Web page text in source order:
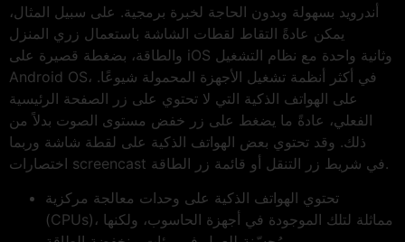
أندرويد بسهولة وبدون الحاجة لخبرة برمجية. على سبيل المثال،
يمكن عادةً التقاط لقطات الشاشة باستعمال زري المنزل
والطاقة، بضغطة قصيرة على iOS وثانية واحدة مع نظام التشغيل
Android OS، في أكثر أنظمة تشغيل الأجهزة المحمولة شيوعًا.
على الهواتف الذكية التي لا تحتوي على زر الصفحة الرئيسية
الفعلي، عادةً ما يضغط على زر خفض مستوى الصوت بدلاً من
ذلك. وقد تحتوي بعض الهواتف الذكية على لقطة شاشة وربما
اختصارات screencast في شريط زر التنقل أو قائمة زر الطاقة.
تحتوي الهواتف الذكية على وحدات معالجة مركزية
(CPUs)، مماثلة لتلك الموجودة في أجهزة الحاسوب، ولكنها